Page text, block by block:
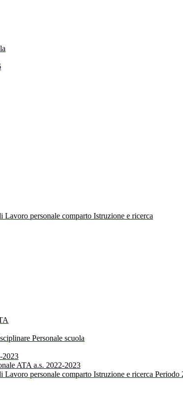
personale comparto Istruzione e ricerca
Personale scuola
2023
ATA a.s. 2022-2023
personale comparto Istruzione e ricerca Periodo